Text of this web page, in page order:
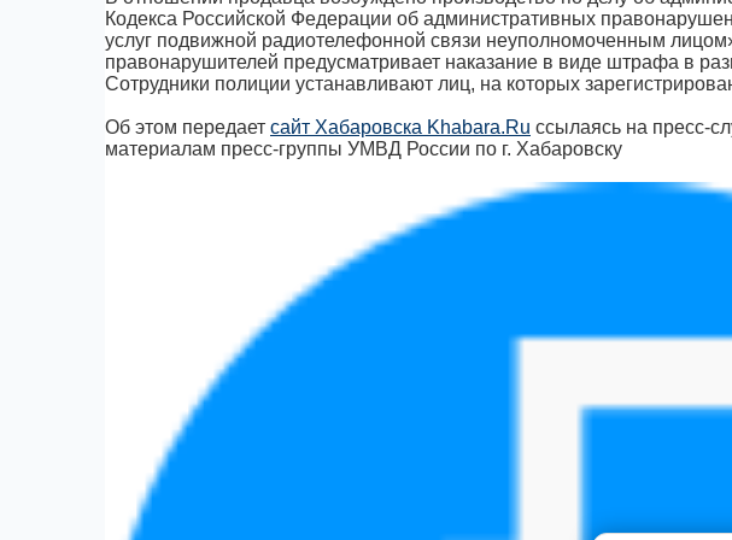
Кодекса Российской Федерации об административных
услуг подвижной радиотелефонной связи неуполномоченным
правонарушителей предусматривает наказание в виде штрафа в
Сотрудники полиции устанавливают лиц, на которых
Об этом передает сайт Хабаровска Khabara.Ru ссылаясь на пресс-
материалам пресс-группы УМВД России по г. Хабаровску